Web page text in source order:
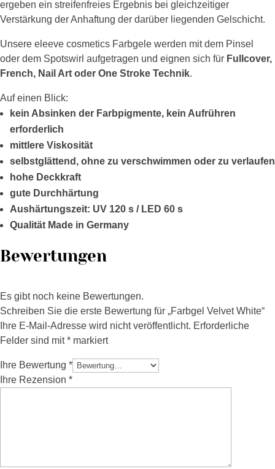
ergeben ein streifenfreies Ergebnis bei gleichzeitiger
Verstärkung der Anhaftung der darüber liegenden Gelschicht.
Unsere eleeve cosmetics Farbgele werden mit dem Pinsel
oder dem Spotswirl aufgetragen und eignen sich für Fullcover,
French, Nail Art oder One Stroke Technik.
Auf einen Blick:
kein Absinken der Farbpigmente, kein Aufrühren
erforderlich
mittlere Viskosität
selbstglättend, ohne zu verschwimmen oder zu verlaufen
hohe Deckkraft
gute Durchhärtung
Aushärtungszeit: UV 120 s / LED 60 s
Qualität Made in Germany
Bewertungen
Es gibt noch keine Bewertungen.
Schreiben Sie die erste Bewertung für „Farbgel Velvet White“
Ihre E-Mail-Adresse wird nicht veröffentlicht. Erforderliche
Felder sind mit* markiert
Ihre Bewertung *
Ihre Rezension *